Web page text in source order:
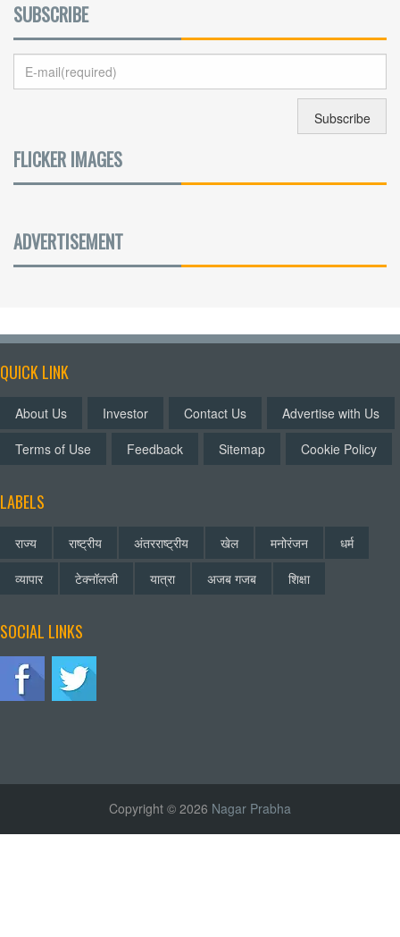
SUBSCRIBE
FLICKER IMAGES
ADVERTISEMENT
QUICK LINK
About Us Investor Contact Us
Advertise with Us
Terms of Use
Feedback Sitemap Cookie Policy
LABELS
राज्य राष्ट्रीय अंतरराष्ट्रीय खेल मनोरंजन
धर्म
व्यापार
टेक्नॉलजी यात्रा अजब गजब शिक्षा
SOCIAL LINKS
Copyright © 2026 Nagar Prabha